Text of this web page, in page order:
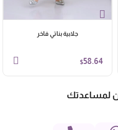
جلابية بناتي فاخر
$58.64
لمساعدتك